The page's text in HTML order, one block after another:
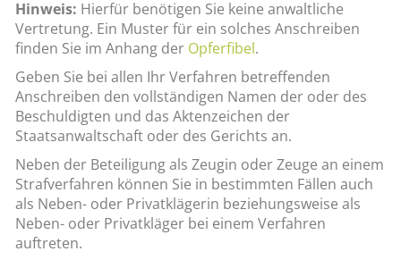
Hinweis: Hierfür benötigen Sie keine anwaltliche
Vertretung. Ein Muster für ein solches Anschreiben
finden Sie im Anhang der Opferfibel.
Geben Sie bei allen Ihr Verfahren betreffenden
Anschreiben den vollständigen Namen der oder des
Beschuldigten und das Aktenzeichen der
Staatsanwaltschaft oder des Gerichts an.
Neben der Beteiligung als Zeugin oder Zeuge an einem
Strafverfahren können Sie in bestimmten Fällen auch
als Neben- oder Privatklägerin beziehungsweise als
Neben- oder Privatkläger bei einem Verfahren
auftreten.